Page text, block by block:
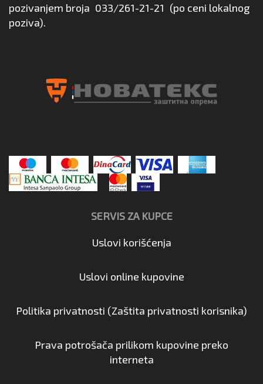
pozivanjem broja 033/261-21-21 (po ceni lokalnog
poziva).
SERVIS ZA KUPCE
Uslovi korišćenja
Uslovi online kupovine
Politika privatnosti (Zaštita privatnosti korisnika)
Prava potrošača prilikom kupovine preko
interneta